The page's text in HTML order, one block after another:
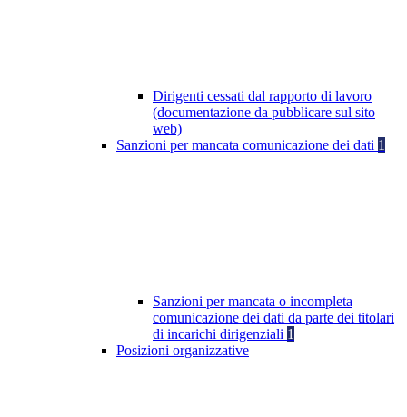
Dirigenti cessati dal rapporto di lavoro
(documentazione da pubblicare sul sito
web)
Sanzioni per mancata comunicazione dei dati 1
Sanzioni per mancata o incompleta
comunicazione dei dati da parte dei titolari
di incarichi dirigenziali 1
Posizioni organizzative